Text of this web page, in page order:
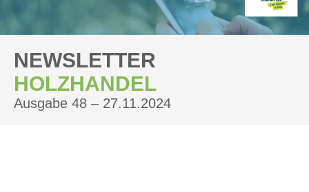
NEWSLETTER
HOLZHANDEL
Ausgabe 48 – 27.11.2024